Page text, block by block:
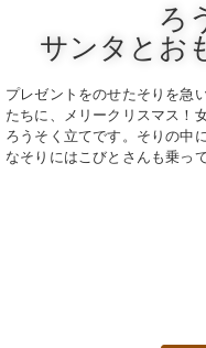
ろ
サンタとお
プレゼントをのせたそりを急
たちに、メリークリスマス！
ろうそく立てです。そりの中
なそりにはこびとさんも乗っ